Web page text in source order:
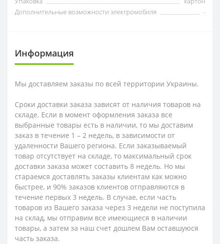
Дополнительные возможности электромобиля
-
Информация
Мы доставляем заказы по всей территории Украины.
Сроки доставки заказа зависят от наличия товаров на
складе. Если в момент оформления заказа все
выбранные товары есть в наличии, то мы доставим
заказ в течение 1 – 2 недель, в зависимости от
удаленности Вашего региона. Если заказываемый
товар отсутствует на складе, то максимальный срок
доставки заказа может составить 8 недель. Но мы
стараемся доставлять заказы клиентам как можно
быстрее, и 90% заказов клиентов отправляются в
течение первых 3 недель. В случае, если часть
товаров из Вашего заказа через 3 недели не поступила
на склад, мы отправим все имеющиеся в наличии
товары, а затем за наш счет дошлем Вам оставшуюся
часть заказа.